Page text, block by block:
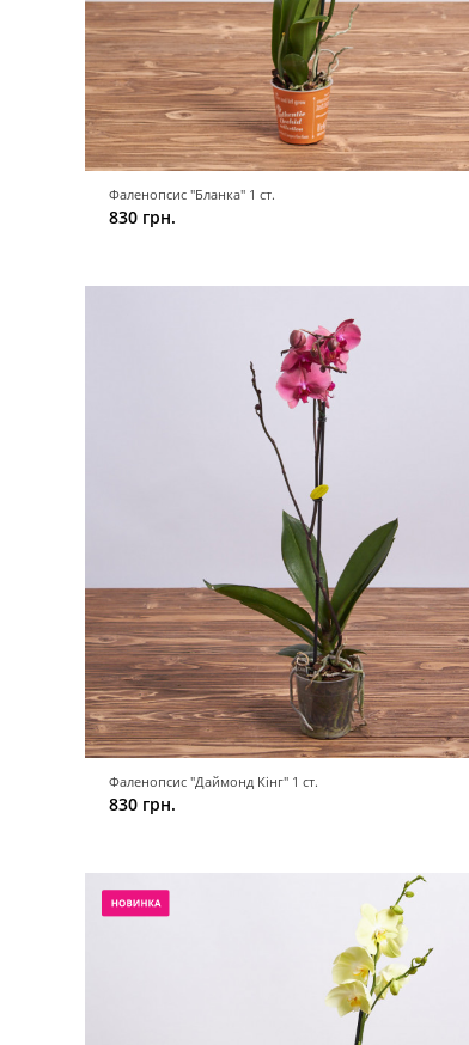
Фаленопсис "Бланка" 1 ст.
830 грн.
Фаленопсис "Даймонд Кінг" 1 ст.
830 грн.